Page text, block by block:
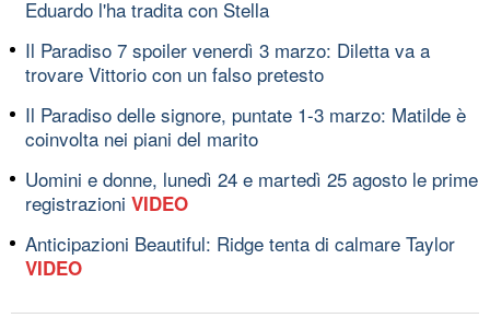
Eduardo l'ha tradita con Stella
Il Paradiso 7 spoiler venerdì 3 marzo: Diletta va a
trovare Vittorio con un falso pretesto
Il Paradiso delle signore, puntate 1-3 marzo: Matilde è
coinvolta nei piani del marito
Uomini e donne, lunedì 24 e martedì 25 agosto le prime
registrazioni VIDEO
Anticipazioni Beautiful: Ridge tenta di calmare Taylor
VIDEO